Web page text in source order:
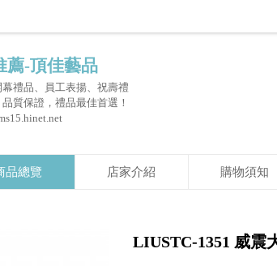
薦-頂佳藝品
禮品、員工表揚、祝壽禮
質保證，禮品最佳首選！
品總覽 店家介紹 購物須知
LIUSTC-1351 威震